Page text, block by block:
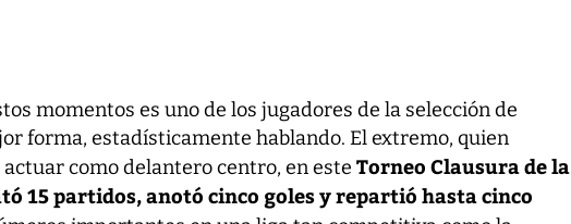
momentos es uno de los jugadores de la selección de
forma, estadísticamente hablando. El extremo, quien
como delantero centro, en este Torneo Clausura de la
15 partidos, anotó cinco goles y repartió hasta cinco